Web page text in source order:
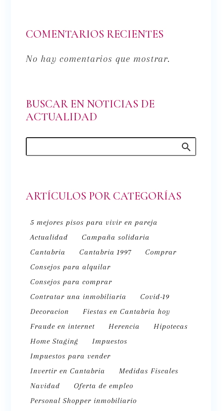
COMENTARIOS RECIENTES
No hay comentarios que mostrar.
BUSCAR EN NOTICIAS DE
ACTUALIDAD
ARTÍCULOS POR CATEGORÍAS
5 mejores pisos para vivir en pareja
Actualidad
Campaña solidaria
Cantabria
Cantabria 1997
Comprar
Consejos para alquilar
Consejos para comprar
Contratar una inmobiliaria
Covid-19
Decoracion
Fiestas en Cantabria hoy
Fraude en internet
Herencia
Hipotecas
Home Staging
Impuestos
Impuestos para vender
Invertir en Cantabria
Medidas Fiscales
Navidad
Oferta de empleo
Personal Shopper inmobiliario